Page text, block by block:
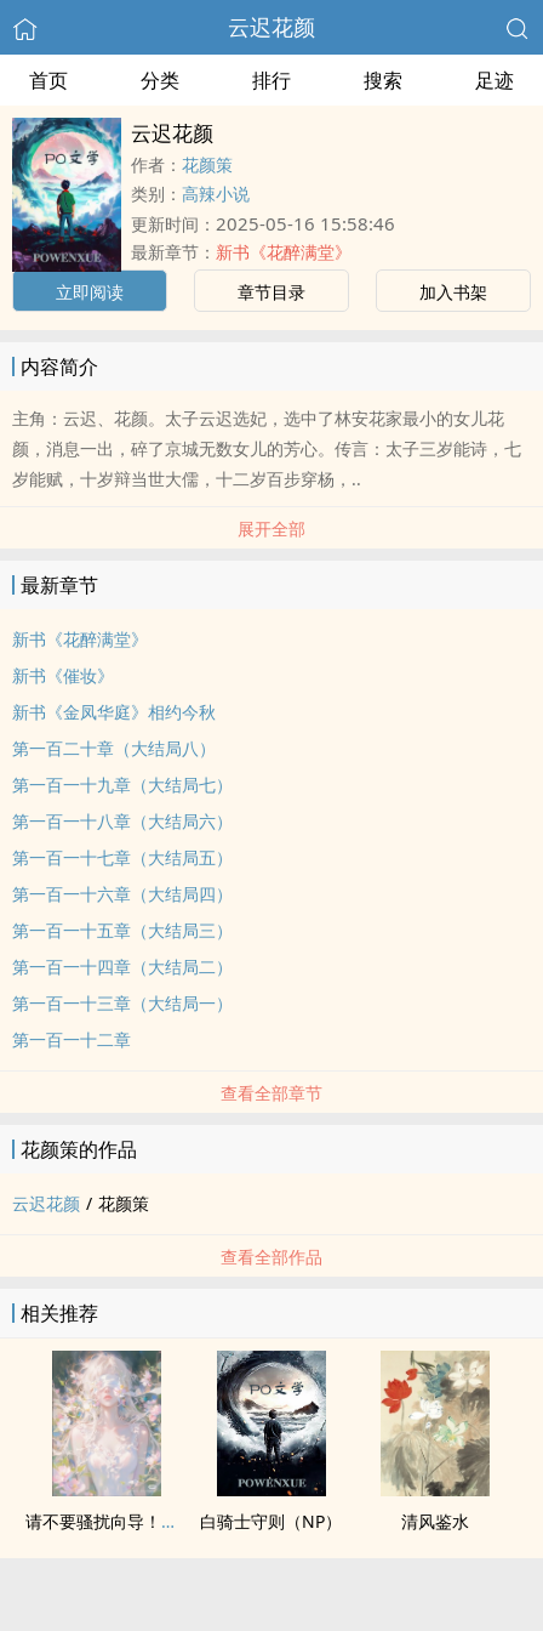
云迟花颜
首页 分类 排行 搜索 足迹
云迟花颜
作者： 花颜策
类别： 高辣小说
更新时间： 2025-05-16 15:58:46
最新章节： 新书《花醉满堂》
立即阅读
章节目录 加入书架
内容简介
主角：云迟、花颜。太子云迟选妃，选中了林安花家最小的女儿花
颜，消息一出，碎了京城无数女儿的芳心。传言：太子三岁能诗，七
岁能赋，十岁辩当世大儒，十二岁百步穿杨，..
展开全部
最新章节
新书《花醉满堂》
新书《催妆》
新书《金凤华庭》相约今秋
第一百二十章（大结局八）
第一百一十九章（大结局七）
第一百一十八章（大结局六）
第一百一十七章（大结局五）
第一百一十六章（大结局四）
第一百一十五章（大结局三）
第一百一十四章（大结局二）
第一百一十三章（大结局一）
第一百一十二章
查看全部章节
花颜策的作品
云迟花颜 / 花颜策
查看全部作品
相关推荐
请不要骚扰向导！（哨向NPH） 白骑士守则（NP） 清风鉴水